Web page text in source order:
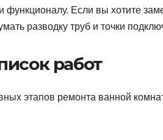
функционалу. Если вы хотите
разводку труб и точки
работ
этапов ремонта ванной